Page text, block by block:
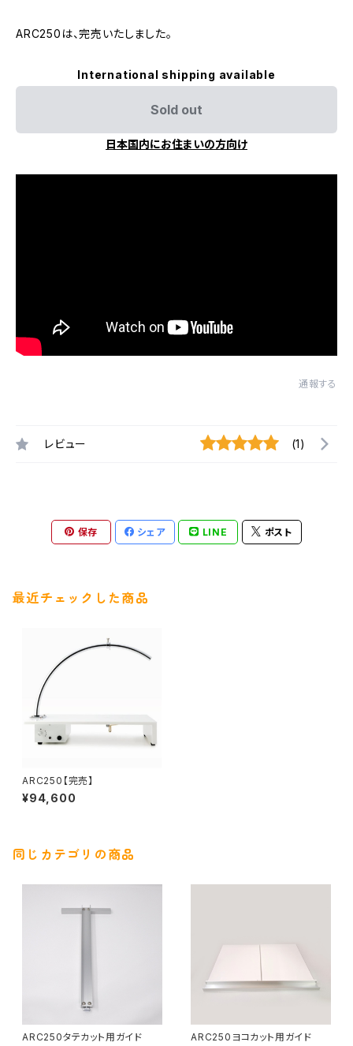
ARC250は、完売いたしました。
International shipping available
Sold out
日本国内にお住まいの方向け
通報する
レビュー (1)
保存 シェア LINE ポスト
最近チェックした商品
ARC250【完売】
¥94,600
同じカテゴリの商品
ARC250タテカット用ガイド ARC250ヨコカット用ガイド